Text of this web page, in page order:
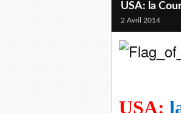
USA: la
2 Avril 2014
USA: